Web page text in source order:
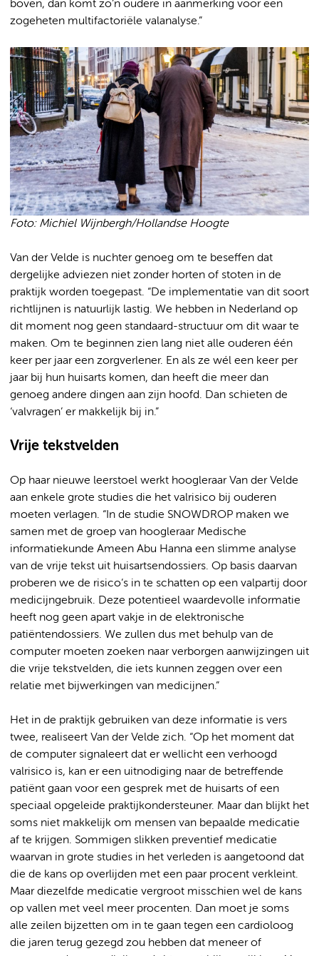
boven, dan komt zo’n oudere in aanmerking voor een
zogeheten multifactoriële valanalyse.”
Foto: Michiel Wijnbergh/Hollandse Hoogte
Van der Velde is nuchter genoeg om te beseffen dat
dergelijke adviezen niet zonder horten of stoten in de
praktijk worden toegepast. “De implementatie van dit soort
richtlijnen is natuurlijk lastig. We hebben in Nederland op
dit moment nog geen standaard-structuur om dit waar te
maken. Om te beginnen zien lang niet alle ouderen één
keer per jaar een zorgverlener. En als ze wél een keer per
jaar bij hun huisarts komen, dan heeft die meer dan
genoeg andere dingen aan zijn hoofd. Dan schieten de
‘valvragen’ er makkelijk bij in.”
Vrije tekstvelden
Op haar nieuwe leerstoel werkt hoogleraar Van der Velde
aan enkele grote studies die het valrisico bij ouderen
moeten verlagen. “In de studie SNOWDROP maken we
samen met de groep van hoogleraar Medische
informatiekunde Ameen Abu Hanna een slimme analyse
van de vrije tekst uit huisartsendossiers. Op basis daarvan
proberen we de risico’s in te schatten op een valpartij door
medicijngebruik. Deze potentieel waardevolle informatie
heeft nog geen apart vakje in de elektronische
patiëntendossiers. We zullen dus met behulp van de
computer moeten zoeken naar verborgen aanwijzingen uit
die vrije tekstvelden, die iets kunnen zeggen over een
relatie met bijwerkingen van medicijnen.”
Het in de praktijk gebruiken van deze informatie is vers
twee, realiseert Van der Velde zich. “Op het moment dat
de computer signaleert dat er wellicht een verhoogd
valrisico is, kan er een uitnodiging naar de betreffende
patiënt gaan voor een gesprek met de huisarts of een
speciaal opgeleide praktijkondersteuner. Maar dan blijkt het
soms niet makkelijk om mensen van bepaalde medicatie
af te krijgen. Sommigen slikken preventief medicatie
waarvan in grote studies in het verleden is aangetoond dat
die de kans op overlijden met een paar procent verkleint.
Maar diezelfde medicatie vergroot misschien wel de kans
op vallen met veel meer procenten. Dan moet je soms
alle zeilen bijzetten om in te gaan tegen een cardioloog
die jaren terug gezegd zou hebben dat meneer of